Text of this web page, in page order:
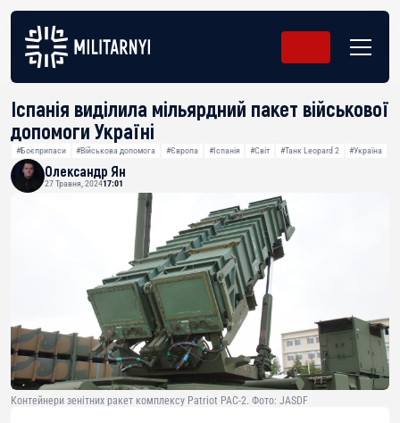
Іспанія виділила мільярдний пакет військової
допомоги Україні
#Боєприпаси #Військова допомога #Європа #Іспанія #Світ #Танк Leopard 2 #Україна
Олександр Ян
27 Травня, 202417:01
Контейнери зенітних ракет комплексу Patriot PAC-2. Фото: JASDF